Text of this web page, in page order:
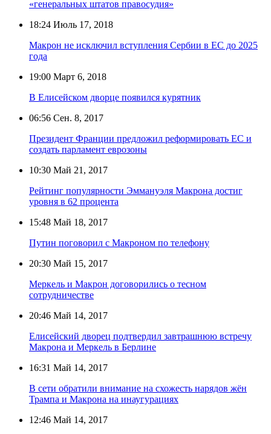
«генеральных штатов правосудия»
18:24 Июль 17, 2018
Макрон не исключил вступления Сербии в ЕС до 2025
года
19:00 Март 6, 2018
В Елисейском дворце появился курятник
06:56 Сен. 8, 2017
Президент Франции предложил реформировать ЕС и
создать парламент еврозоны
10:30 Май 21, 2017
Рейтинг популярности Эммануэля Макрона достиг
уровня в 62 процента
15:48 Май 18, 2017
Путин поговорил с Макроном по телефону
20:30 Май 15, 2017
Меркель и Макрон договорились о тесном
сотрудничестве
20:46 Май 14, 2017
Елисейский дворец подтвердил завтрашнюю встречу
Макрона и Меркель в Берлине
16:31 Май 14, 2017
В сети обратили внимание на схожесть нарядов жён
Трампа и Макрона на инаугурациях
12:46 Май 14, 2017